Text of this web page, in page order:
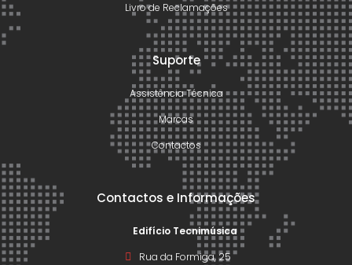
Livro de Reclamações
Suporte
Assistência Técnica
Marcas
Contactos
Contactos e Informações
Edifício Tecnimúsica
Rua da Formiga, 25